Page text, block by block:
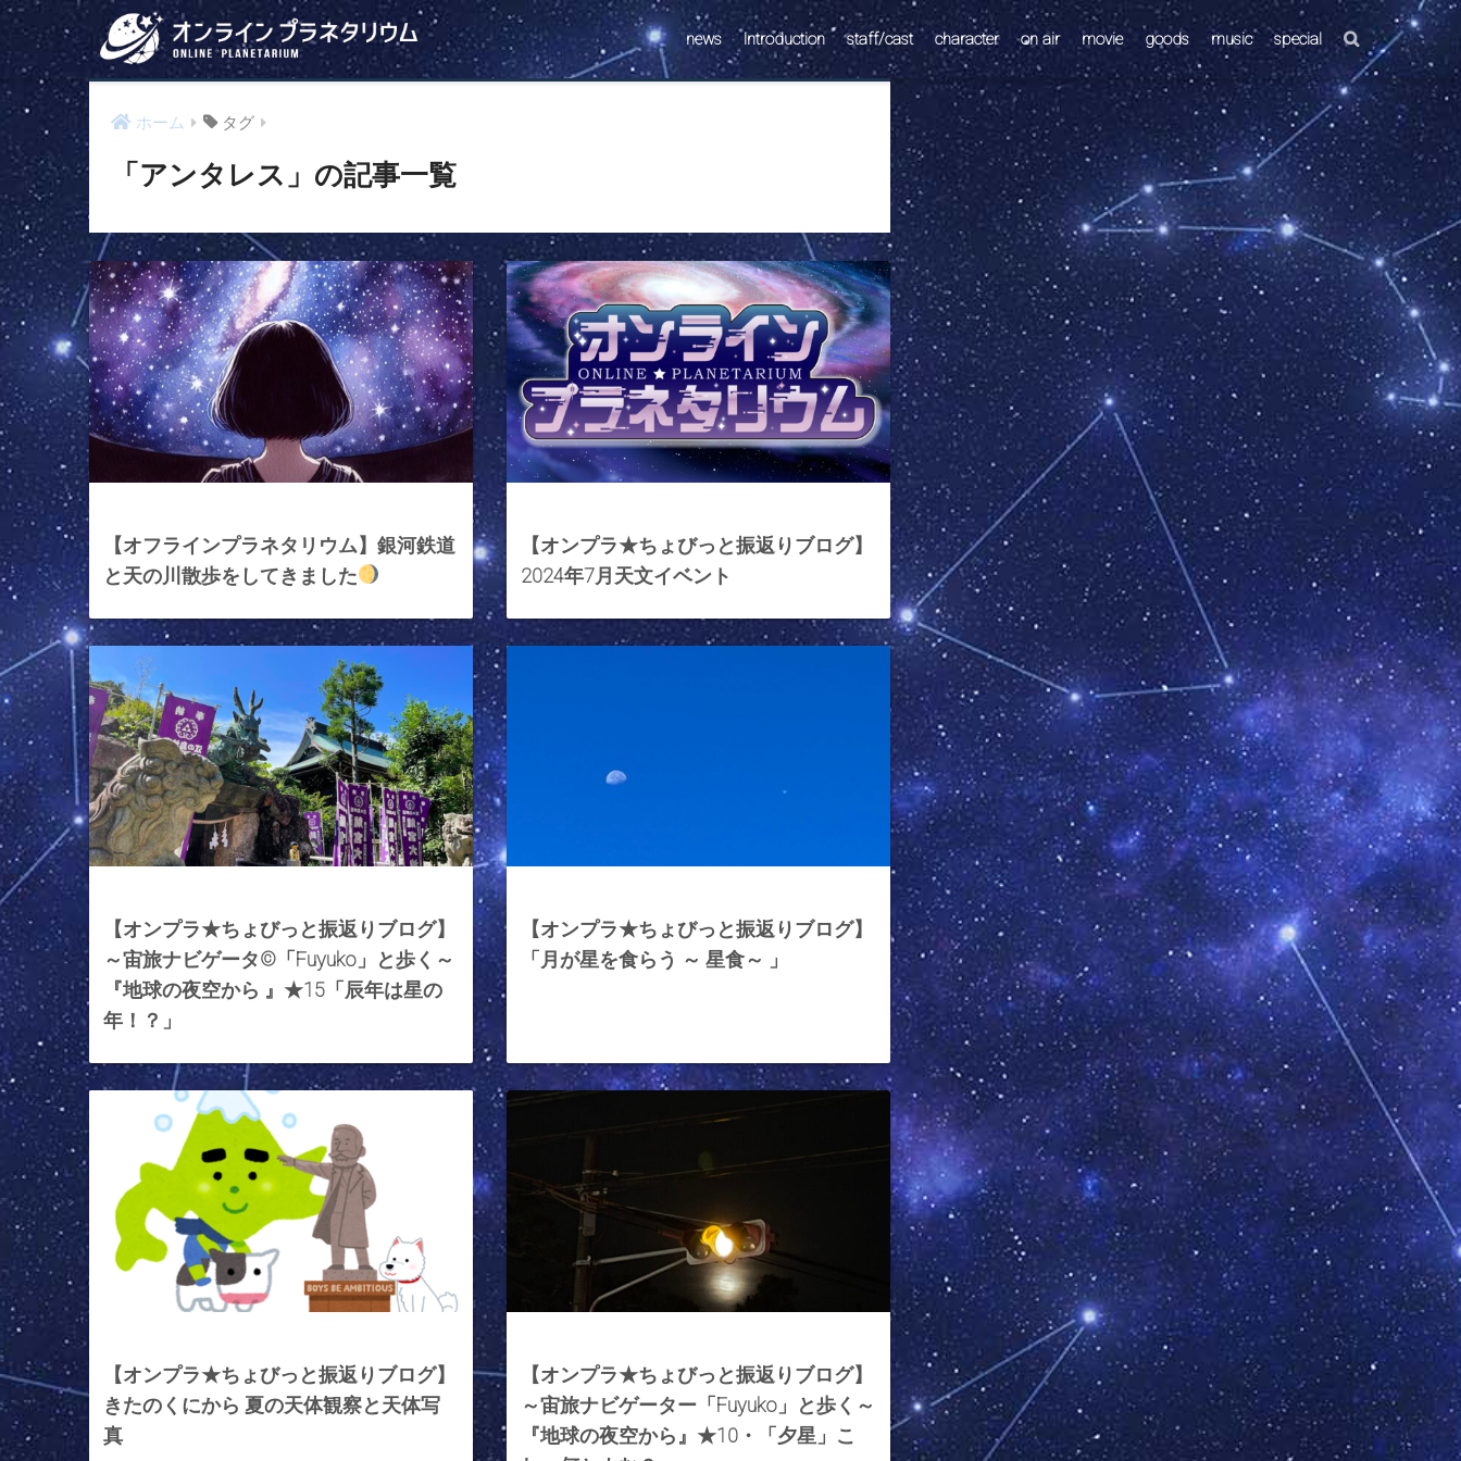
news Introduction staff/cast character on air movie goods music special
ホーム タグ
「アンタレス」の記事一覧
【オフラインプラネタリウム】銀河鉄道
と天の川散歩をしてきました
【オンプラ★ちょびっと振返りブログ】
2024年7月天文イベント
【オンプラ★ちょびっと振返りブログ】
～宙旅ナビゲータ©︎「Fuyuko」と歩く～
『地球の夜空から 』★15「辰年は星の
年！？」
【オンプラ★ちょびっと振返りブログ】
「月が星を食らう ～ 星食～ 」
【オンプラ★ちょびっと振返りブログ】
きたのくにから 夏の天体観察と天体写
真
【オンプラ★ちょびっと振返りブログ】
～宙旅ナビゲーター「Fuyuko」と歩く～
『地球の夜空から』★10・「夕星」こ